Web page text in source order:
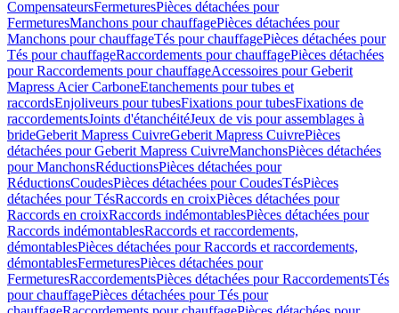
CompensateursFermeturesPièces détachées pour
FermeturesManchons pour chauffagePièces détachées pour
Manchons pour chauffageTés pour chauffagePièces détachées pour
Tés pour chauffageRaccordements pour chauffagePièces détachées
pour Raccordements pour chauffageAccessoires pour Geberit
Mapress Acier CarboneEtanchements pour tubes et
raccordsEnjoliveurs pour tubesFixations pour tubesFixations de
raccordementsJoints d'étanchéitéJeux de vis pour assemblages à
brideGeberit Mapress CuivreGeberit Mapress CuivrePièces
détachées pour Geberit Mapress CuivreManchonsPièces détachées
pour ManchonsRéductionsPièces détachées pour
RéductionsCoudesPièces détachées pour CoudesTésPièces
détachées pour TésRaccords en croixPièces détachées pour
Raccords en croixRaccords indémontablesPièces détachées pour
Raccords indémontablesRaccords et raccordements,
démontablesPièces détachées pour Raccords et raccordements,
démontablesFermeturesPièces détachées pour
FermeturesRaccordementsPièces détachées pour RaccordementsTés
pour chauffagePièces détachées pour Tés pour